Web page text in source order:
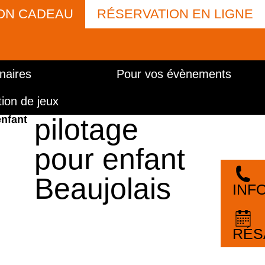
CADEAU RÉSERVATION EN LIGNE
Pour vos évènements
de jeux
🏁
Ecole de
pilotage
pour enfant
Beaujolais